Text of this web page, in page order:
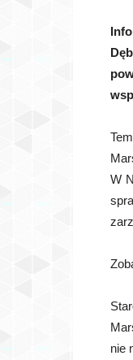
W
nie